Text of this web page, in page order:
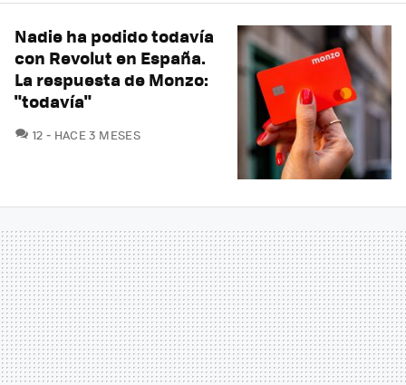
Nadie ha podido todavía
con Revolut en España.
La respuesta de Monzo:
"todavía"
12 COMENTARIOS
HACE 3 MESES